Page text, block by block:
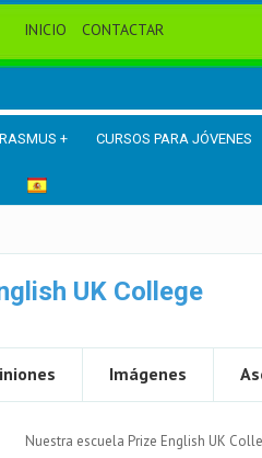
INICIO CONTACTAR
+ CURSOS PARA JÓVENES
UK College
Imágenes
Nuestra escuela Prize English UK